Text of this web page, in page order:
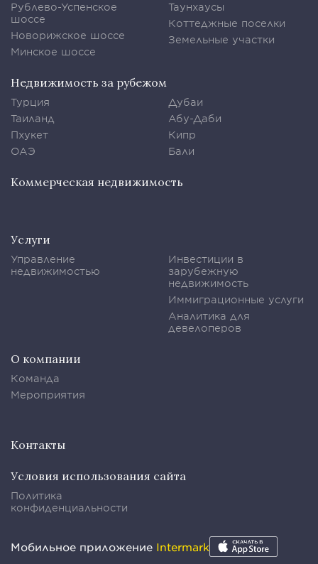
Рублево-Успенское
шоссе
Новорижское шоссе
Минское шоссе
Таунхаусы
Коттеджные поселки
Земельные участки
Недвижимость за рубежом
Турция
Таиланд
Пхукет
ОАЭ
Дубаи
Абу-Даби
Кипр
Бали
Коммерческая недвижимость
Услуги
Управление
недвижимостью
Инвестиции в
зарубежную
недвижимость
Иммиграционные услуги
Аналитика для
девелоперов
О компании
Команда
Мероприятия
Контакты
Условия использования сайта
Политика
конфиденциальности
Мобильное приложение Intermark